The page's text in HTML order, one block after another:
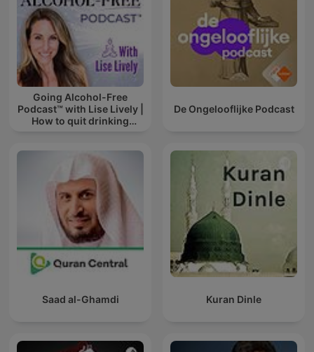
Going Alcohol-Free
Podcast™ with Lise Lively |
How to quit drinking
De Ongelooflijke Podcast
Saad al-Ghamdi Kuran Dinle